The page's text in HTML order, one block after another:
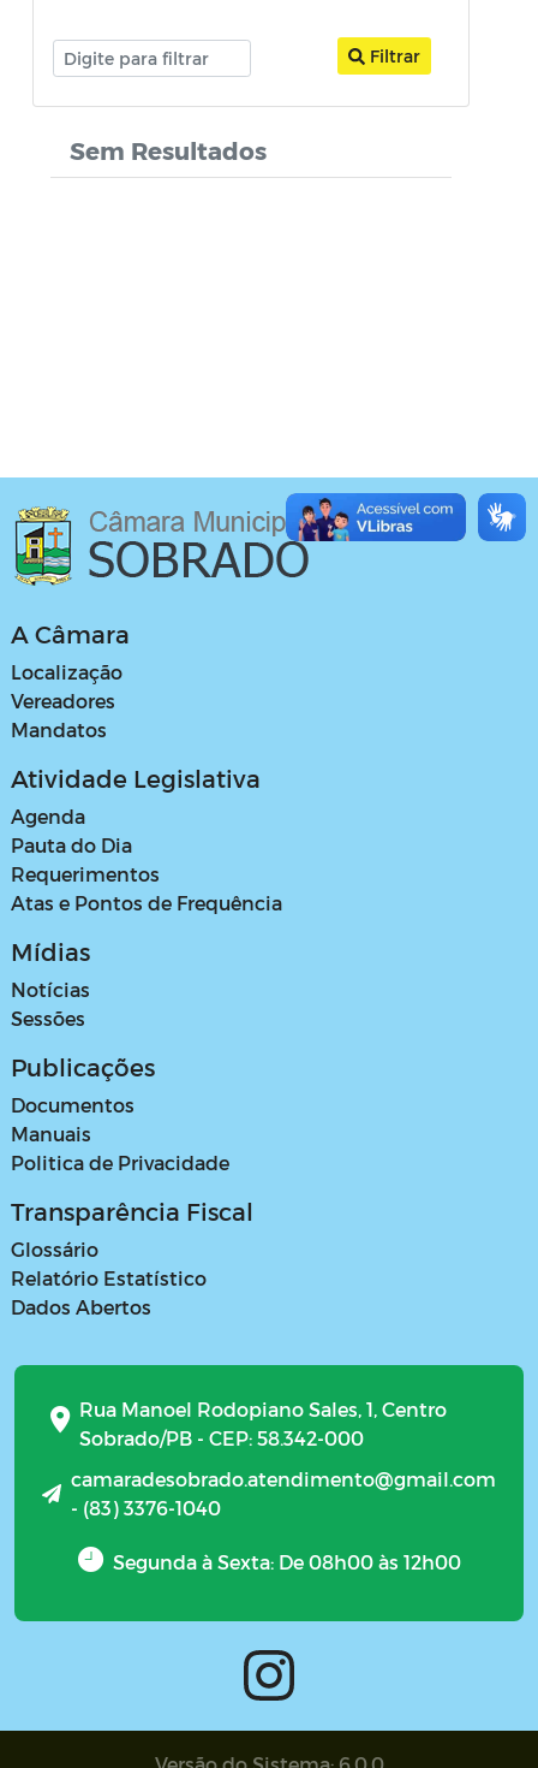
Filtrar
Sem Resultados
A Câmara
Localização
Vereadores
Mandatos
Atividade Legislativa
Agenda
Pauta do Dia
Requerimentos
Atas e Pontos de Frequência
Mídias
Notícias
Sessões
Publicações
Documentos
Manuais
Politica de Privacidade
Transparência Fiscal
Glossário
Relatório Estatístico
Dados Abertos
Rua Manoel Rodopiano Sales, 1, Centro
Sobrado/PB - CEP: 58.342-000
camaradesobrado.atendimento@gmail.com
- (83) 3376-1040
Segunda à Sexta: De 08h00 às 12h00